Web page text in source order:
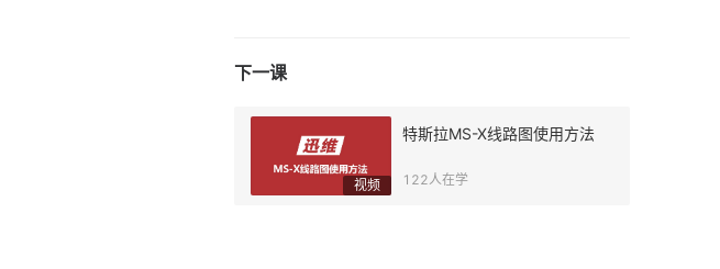
下一课
视频
特斯拉MS-X线路图使用方法
122人在学